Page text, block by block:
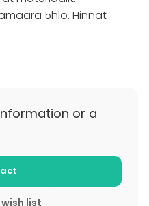
ja tarjoavat
houkuttelevat
5hlö. Hinnat
or a
list